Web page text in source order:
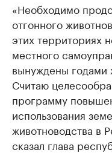
«Необходимо
отгонного
этих территориях
местного
вынуждены годами
Считаю
программу
использования
животноводства в
сказал глава